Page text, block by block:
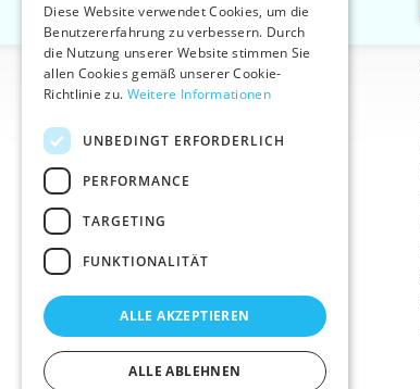
Informationen
Home
Über uns
personenbezogener Daten
Aktuelles
ENGLISH
Diese Website verwendet Cookies, um die
Benutzererfahrung zu verbessern. Durch
die Nutzung unserer Website stimmen Sie
allen Cookies gemäß unserer Cookie-
Richtlinie zu. Weitere Informationen
UNBEDINGT ERFORDERLICH
PERFORMANCE
TARGETING
FUNKTIONALITÄT
ALLE AKZEPTIEREN
ALLE ABLEHNEN